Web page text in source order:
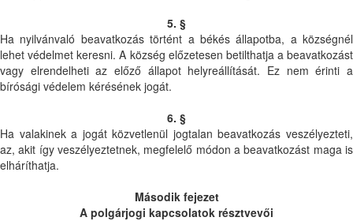
5. §
Ha nyilvánvaló beavatkozás történt a békés állapotba, a községnél
lehet védelmet keresni. A község előzetesen betilthatja a beavatkozást
vagy elrendelheti az előző állapot helyreállítását. Ez nem érinti a
bírósági védelem kérésének jogát.
6. §
Ha valakinek a jogát közvetlenül jogtalan beavatkozás veszélyezteti,
az, akit így veszélyeztetnek, megfelelő módon a beavatkozást maga is
elháríthatja.
Második fejezet
A polgárjogi kapcsolatok résztvevői